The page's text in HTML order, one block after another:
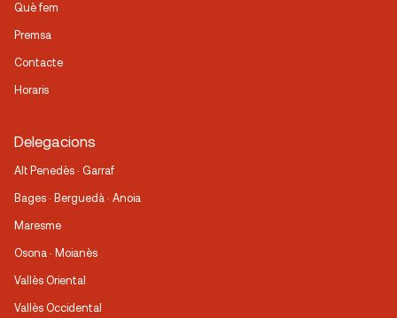
Què fem
Premsa
Contacte
Horaris
Delegacions
Alt Penedès · Garraf
Bages · Berguedà · Anoia
Maresme
Osona · Moianès
Vallès Oriental
Vallès Occidental